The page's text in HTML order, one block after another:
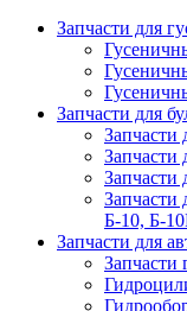
Запчасти для
Запчасти для
Запчасти
Запчасти
Запчасти
Запчасти
Б-10, Б-
Запчасти для
Запчасти